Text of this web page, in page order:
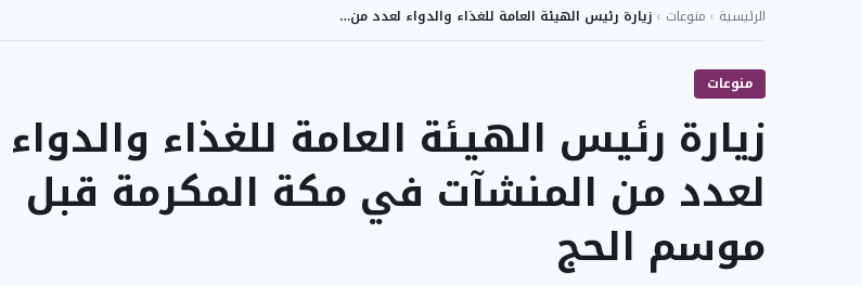
الرئيسية › منوعات › زيارة رئيس الهيئة العامة للغذاء والدواء لعدد من…
منوعات
زيارة رئيس الهيئة العامة للغذاء والدواء
لعدد من المنشآت في مكة المكرمة قبل
موسم الحج